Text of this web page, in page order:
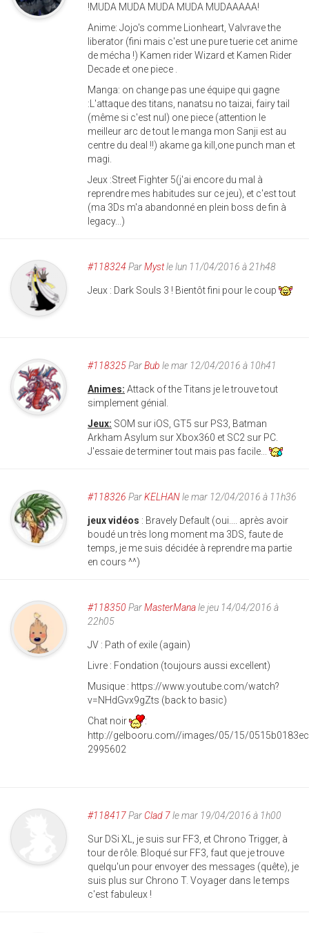
!MUDA MUDA MUDA MUDA MUDAAAAA!
Anime: Jojo's comme Lionheart, Valvrave the
liberator (fini mais c'est une pure tuerie cet anime
de mécha !) Kamen rider Wizard et Kamen Rider
Decade et one piece .
Manga: on change pas une équipe qui gagne
:L'attaque des titans, nanatsu no taizai, fairy tail
(même si c'est nul) one piece (attention le
meilleur arc de tout le manga mon Sanji est au
centre du deal !!) akame ga kill,one punch man et
magi.
Jeux :Street Fighter 5(j'ai encore du mal à
reprendre mes habitudes sur ce jeu), et c'est tout
(ma 3Ds m'a abandonné en plein boss de fin à
legacy...)
#118324 ParMystle lun 11/04/2016 à 21h48
Jeux : Dark Souls 3 ! Bientôt fini pour le coup
#118325ParBub le mar 12/04/2016 à 10h41
Animes: Attack of the Titans je le trouve tout
simplement génial.
Jeux: SOM sur iOS, GT5 sur PS3, Batman
Arkham Asylum sur Xbox360 et SC2 sur PC.
J'essaie de terminer tout mais pas facile...
#118326 ParKELHANle mar 12/04/2016 à 11h36
jeux vidéos : Bravely Default (oui.... après avoir
boudé un très long moment ma 3DS, faute de
temps, je me suis décidée à reprendre ma partie
en cours ^^)
#118350 ParMasterManale jeu 14/04/2016 à
22h05
JV : Path of exile (again)
Livre : Fondation (toujours aussi excellent)
Musique : https://www.youtube.com/watch?
v=NHdGvx9gZts (back to basic)
Chat noir
:
http://gelbooru.com//images/05/15/
2995602
#118417Par Clad 7le mar 19/04/2016 à 1h00
Sur DSi XL, je suis sur FF3, et Chrono Trigger, à
tour de rôle. Bloqué sur FF3, faut que je trouve
quelqu'un pour envoyer des messages (quête), je
suis plus sur Chrono T. Voyager dans le temps
c'est fabuleux !